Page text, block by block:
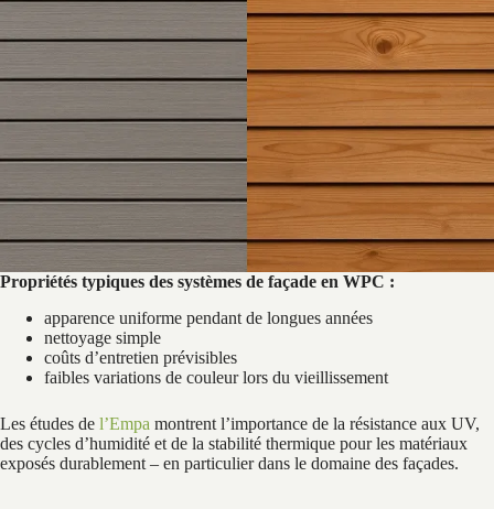
Propriétés typiques des systèmes de façade en WPC :
apparence uniforme pendant de longues années
nettoyage simple
coûts d’entretien prévisibles
faibles variations de couleur lors du vieillissement
Les études de l’Empa montrent l’importance de la résistance aux UV,
des cycles d’humidité et de la stabilité thermique pour les matériaux
exposés durablement – en particulier dans le domaine des façades.